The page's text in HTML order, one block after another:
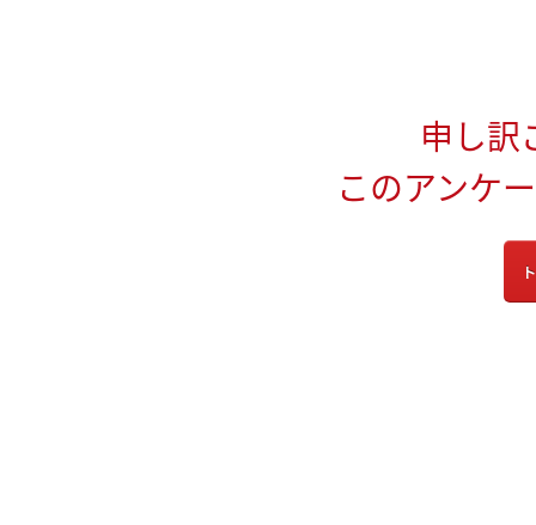
申し訳
このアンケ